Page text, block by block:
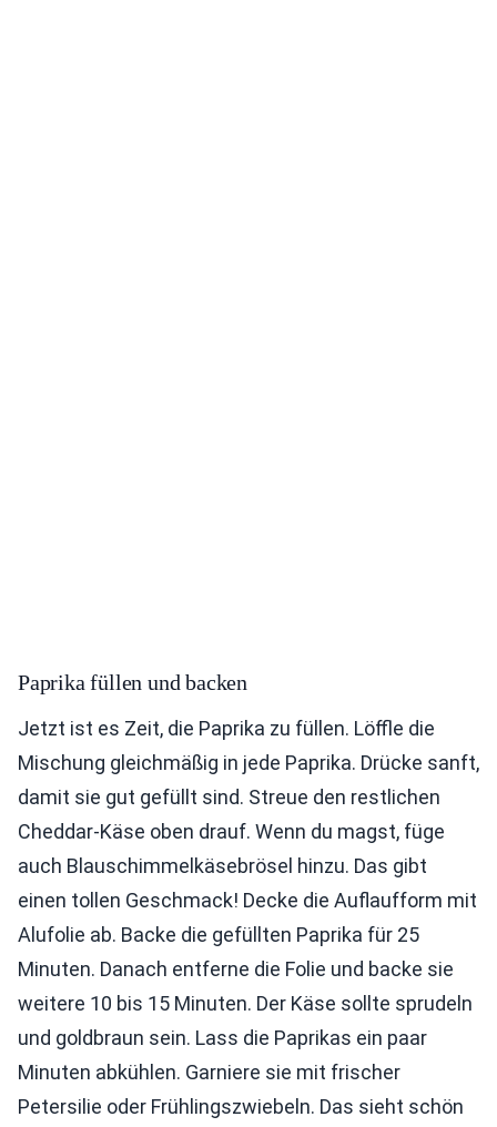
Paprika füllen und backen
Jetzt ist es Zeit, die Paprika zu füllen. Löffle die
Mischung gleichmäßig in jede Paprika. Drücke sanft,
damit sie gut gefüllt sind. Streue den restlichen
Cheddar-Käse oben drauf. Wenn du magst, füge
auch Blauschimmelkäsebrösel hinzu. Das gibt
einen tollen Geschmack! Decke die Auflaufform mit
Alufolie ab. Backe die gefüllten Paprika für 25
Minuten. Danach entferne die Folie und backe sie
weitere 10 bis 15 Minuten. Der Käse sollte sprudeln
und goldbraun sein. Lass die Paprikas ein paar
Minuten abkühlen. Garniere sie mit frischer
Petersilie oder Frühlingszwiebeln. Das sieht schön